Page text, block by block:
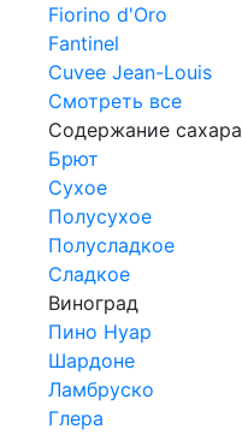
Fiorino d'Oro
Fantinel
Cuvee Jean-Louis
Смотреть все
Содержание сахара
Брют
Сухое
Полусухое
Полусладкое
Сладкое
Виноград
Пино Нуар
Шардоне
Ламбруско
Глера